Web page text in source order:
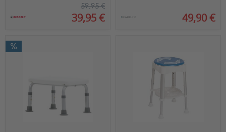
39,95 €
59,95 €
49,90 €